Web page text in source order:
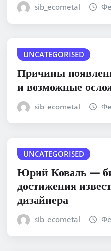
sib_ecometal
UNCATEGORISED
Причины
и возможные
sib_ecometal
UNCATEGORISED
Юрий Коваль —
достижения
дизайнера
sib_ecometal